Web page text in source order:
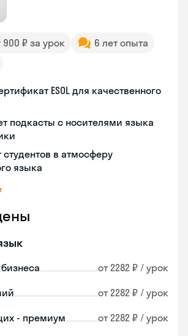
900 ₽ за урок
6 лет опыта
ESOL для качественного
подкасты с носителями языка
студентов в атмосферу
языка
от 2282 ₽ / урок
от 2282 ₽ / урок
- премиум от 2282 ₽ / урок